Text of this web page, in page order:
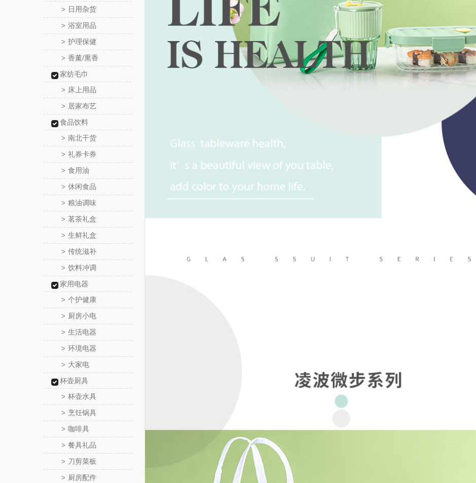
> 日用杂货
> 浴室用品
> 护理保健
> 香薰/熏香
家纺毛巾
> 床上用品
> 居家布艺
食品饮料
> 南北干货
> 礼券卡券
> 食用油
> 休闲食品
> 粮油调味
> 茗茶礼盒
> 生鲜礼盒
> 传统滋补
> 饮料冲调
家用电器
> 个护健康
> 厨房小电
> 生活电器
> 环境电器
> 大家电
杯壶厨具
> 杯壶水具
> 烹饪锅具
> 咖啡具
> 餐具礼品
> 刀剪菜板
> 厨房配件